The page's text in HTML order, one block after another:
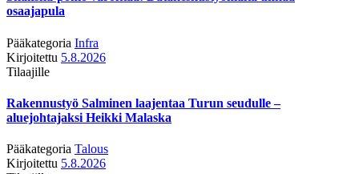
osaajapula
Pääkategoria Infra
Kirjoitettu 5.8.2026
Tilaajille
Rakennustyö Salminen laajentaa Turun seudulle –
aluejohtajaksi Heikki Malaska
Pääkategoria Talous
Kirjoitettu 5.8.2026